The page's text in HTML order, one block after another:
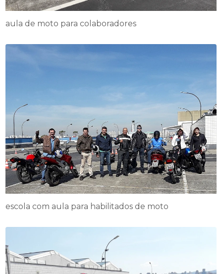
aula de moto para colaboradores
escola com aula para habilitados de moto